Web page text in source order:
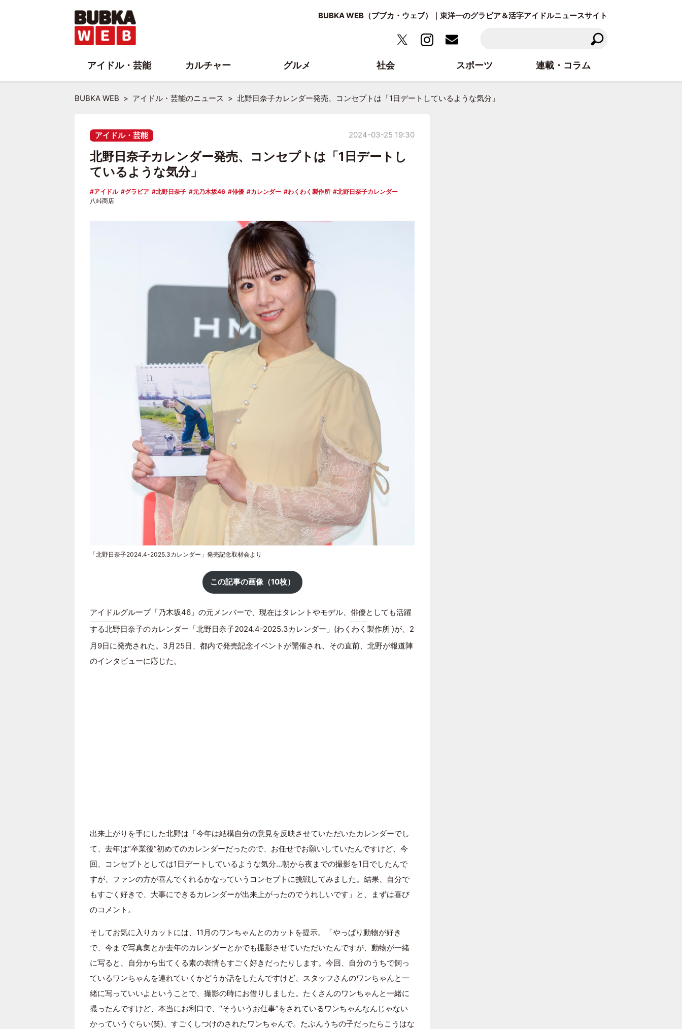
BUBKA WEB（ブブカ・ウェブ）｜東洋一のグラビア＆活字アイドルニュースサイト
BUBKA WEB アイドル・芸能のニュース 北野日奈子カレンダー発売、コンセプトは「1日デートしているような気分」
アイドル・芸能 2024-03-25 19:30
北野日奈子カレンダー発売、コンセプトは「1日デートし
ているような気分」
アイドル グラビア 北野日奈子 元乃木坂46 俳優 カレンダー わくわく製作所
北野日奈子カレンダー
八峠商店
「北野日奈子2024.4-2025.3カレンダー」発売記念取材会より
この記事の画像（10枚）
アイドルグループ「乃木坂46」の元メンバーで、現在はタレントやモデル、 俳優としても活躍
する北野日奈子のカレンダー 「北野日奈子2024.4-2025.3カレンダー」(わくわく製作所 )が、2
月9日に発売された。3月25日、都内で発売記念イベントが開催され、その直前、北野が報道陣
のインタビューに応じた。
出来上がりを手にした北野は「今年は結構自分の意見を反映させていただいたカレンダーでし
て、去年は“卒業後”初めてのカレンダーだったので、お任せでお願いしていたんですけど、今
回、コンセプトとしては1日デートしているような気分…朝から夜までの撮影を1日でしたんで
すが、ファンの方が喜んでくれるかなっていうコンセプトに挑戦してみました。結果、自分で
もすごく好きで、大事にできるカレンダーが出来上がったのでうれしいです」と、まずは喜び
のコメント。
そしてお気に入りカットには、11月のワンちゃんとのカットを提示。「やっぱり動物が好き
で、今まで写真集とか去年のカレンダーとかでも撮影させていただいたんですが、動物が一緒
に写ると、自分から出てくる素の表情もすごく好きだったりします。今回、自分のうちで飼っ
ているワンちゃんを連れていくかどうか話をしたんですけど、スタッフさんのワンちゃんと一
緒に写っていいよということで、撮影の時にお借りしました。たくさんのワンちゃんと一緒に
撮ったんですけど、本当にお利口で、“そういうお仕事”をされているワンちゃんなんじゃない
かっていうぐらい(笑)、すごくしつけのされたワンちゃんで。たぶんうちの子だったらこうはな
アイドル・芸能 カルチャー グルメ 社会 スポーツ 連載・コラム